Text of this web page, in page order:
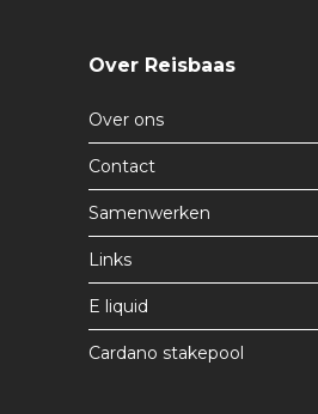
Over Reisbaas
Over ons
Contact
Samenwerken
Links
E liquid
Cardano stakepool